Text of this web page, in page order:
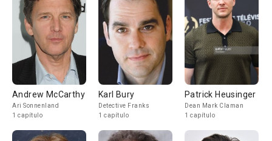
Andrew McCarthy
Ari Sonnenland
1 capítulo
Karl Bury
Detective Franks
1 capítulo
Patrick Heusinger
Dean Mark Claman
1 capítulo